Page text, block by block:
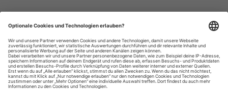
Datenschutzhinweise
Impressum
Privatsphäre-Einstellungen